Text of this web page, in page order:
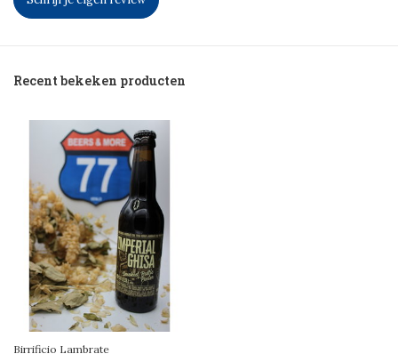
Recent bekeken producten
Birrificio Lambrate